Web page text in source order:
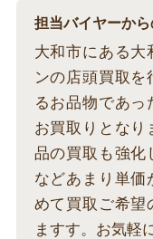
担当バイヤーから
大和市にある大
ンの店頭買取を
るお品物であっ
お買取りとなり
品の買取も強化
などあまり単価
めて買取ご希望
ますす。お気軽